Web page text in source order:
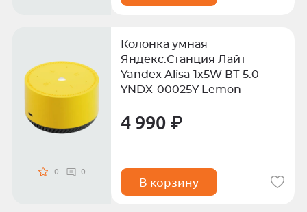
0 0
Колонка умная
Яндекс.Станция Лайт
Yandex Alisa 1x5W ВТ 5.0
YNDX-00025Y Lemon
4 990 ₽
В корзину